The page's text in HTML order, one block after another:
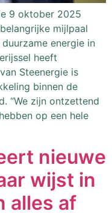
9 oktober 2025
mijlpaal
energie in
heeft
Steenergie is
binnen de
“We zijn ontzettend
op een hele
nieuwe
wijst in
alles af